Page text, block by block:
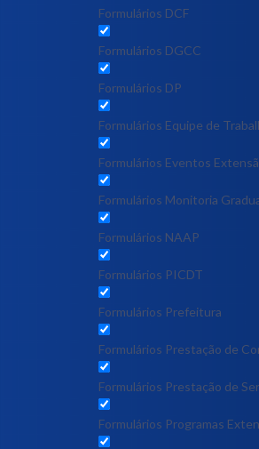
Formulários DCF
Formulários DGCC
Formulários DP
Formulários Equipe de
Formulários Eventos
Formulários Monitoria
Formulários NAAP
Formulários PICDT
Formulários Prefeitura
Formulários Prestação de
Formulários Prestação de
Formulários Programas